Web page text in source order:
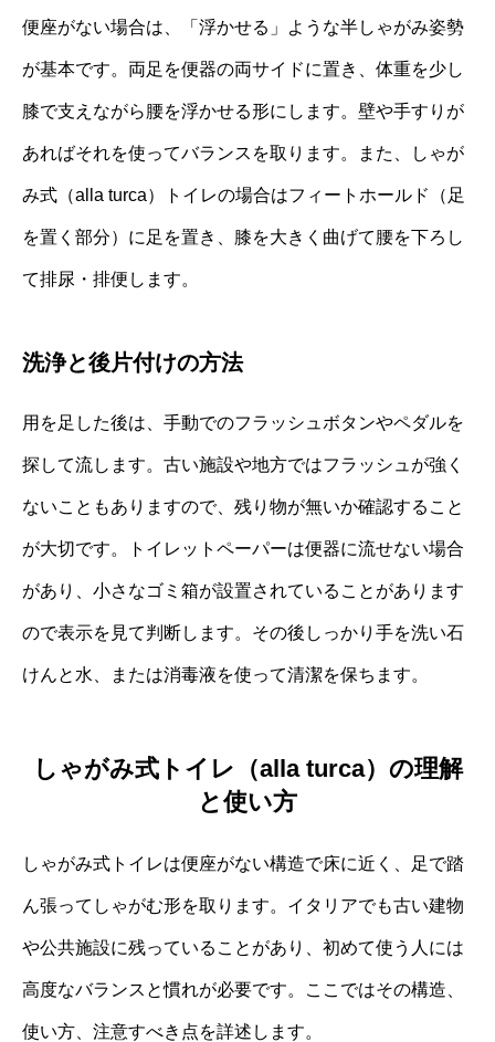
便座がない場合は、「浮かせる」ような半しゃがみ姿勢
が基本です。両足を便器の両サイドに置き、体重を少し
膝で支えながら腰を浮かせる形にします。壁や手すりが
あればそれを使ってバランスを取ります。また、しゃが
み式（alla turca）トイレの場合はフィートホールド（足
を置く部分）に足を置き、膝を大きく曲げて腰を下ろし
て排尿・排便します。
洗浄と後片付けの方法
用を足した後は、手動でのフラッシュボタンやペダルを
探して流します。古い施設や地方ではフラッシュが強く
ないこともありますので、残り物が無いか確認すること
が大切です。トイレットペーパーは便器に流せない場合
があり、小さなゴミ箱が設置されていることがあります
ので表示を見て判断します。その後しっかり手を洗い石
けんと水、または消毒液を使って清潔を保ちます。
しゃがみ式トイレ（alla turca）の理解
と使い方
しゃがみ式トイレは便座がない構造で床に近く、足で踏
ん張ってしゃがむ形を取ります。イタリアでも古い建物
や公共施設に残っていることがあり、初めて使う人には
高度なバランスと慣れが必要です。ここではその構造、
使い方、注意すべき点を詳述します。